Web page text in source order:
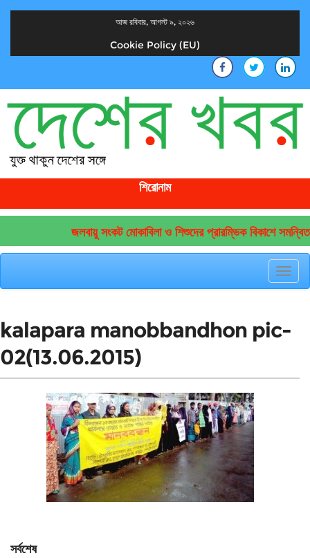
আজ রবিবার, আগস্ট ৯, ২০২৬
Cookie Policy (EU)
শিরোনাম
জলবায়ু সংকট মোকাবিলা ও শিশুদের প্রারম্ভিক বিকাশে
kalapara manobbandhon pic-
02(13.06.2015)
সর্বশেষ